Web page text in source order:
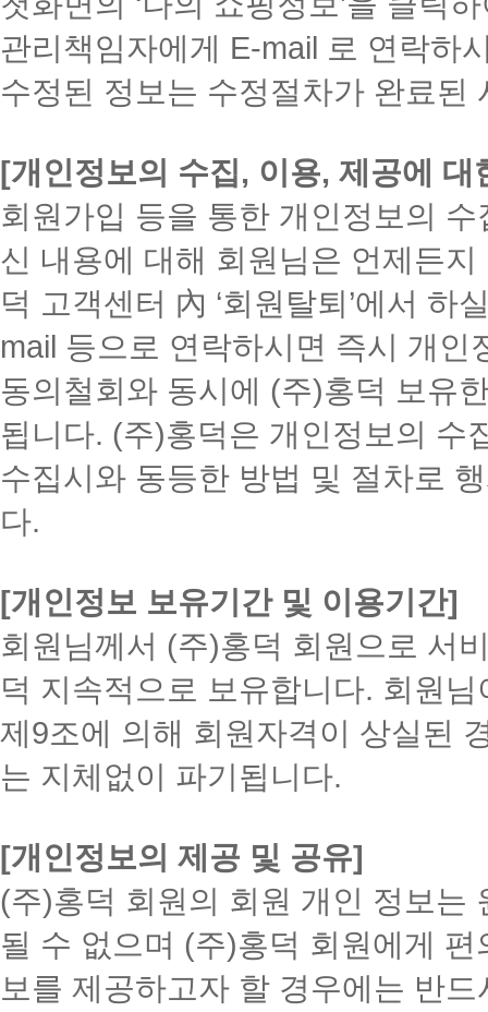
관리책임자에게 E-mail 로 연락하
수정된 정보는 수정절차가 완료된
[개인정보의 수집, 이용, 제공에 대
회원가입 등을 통한 개인정보의
신 내용에 대해 회원님은 언제든
덕 고객센터 內 ‘회원탈퇴’에서
mail 등으로 연락하시면 즉시 개
동의철회와 동시에 (주)홍덕 보유
됩니다. (주)홍덕은 개인정보의 수
수집시와 동등한 방법 및 절차로
다.
[개인정보 보유기간 및 이용기간]
회원님께서 (주)홍덕 회원으로 서
덕 지속적으로 보유합니다. 회원
제9조에 의해 회원자격이 상실된
는 지체없이 파기됩니다.
[개인정보의 제공 및 공유]
(주)홍덕 회원의 회원 개인 정보는
될 수 없으며 (주)홍덕 회원에게
보를 제공하고자 할 경우에는 반